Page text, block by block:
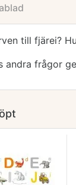
till fjärei?
andra frågor